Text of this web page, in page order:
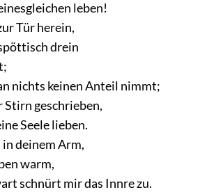
leben!
Tür herein,
drein
nichts keinen Anteil nimmt;
Stirn geschrieben,
Seele lieben.
deinem Arm,
warm,
schnürt mir das Innre zu.